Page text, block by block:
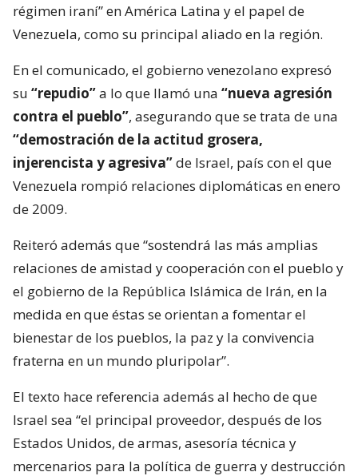
régimen iraní” en América Latina y el papel de
Venezuela, como su principal aliado en la región.
En el comunicado, el gobierno venezolano expresó
su “repudio”a lo que llamó una “nueva agresión
contra el pueblo”, asegurando que se trata de una
“demostración de la actitud grosera,
injerencista y agresiva”de Israel, país con el que
Venezuela rompió relaciones diplomáticas en enero
de 2009.
Reiteró además que “sostendrá las más amplias
relaciones de amistad y cooperación con el pueblo y
el gobierno de la República Islámica de Irán, en la
medida en que éstas se orientan a fomentar el
bienestar de los pueblos, la paz y la convivencia
fraterna en un mundo pluripolar”.
El texto hace referencia además al hecho de que
Israel sea “el principal proveedor, después de los
Estados Unidos, de armas, asesoría técnica y
mercenarios para la política de guerra y destrucción